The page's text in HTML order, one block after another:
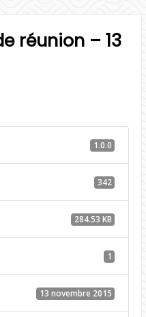
réunion – 13
1.0.0
342
284.53 KB
1
13 novembre 2015